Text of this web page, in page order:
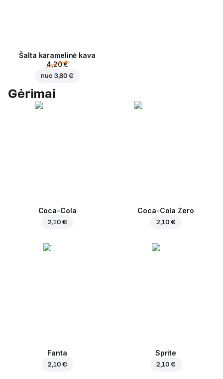
Šalta karamelinė kava
4,20 €
nuo 3,80 €
Gėrimai
Coca-Cola
2,10 €
Coca-Cola Zero
2,10 €
Fanta
2,10 €
Sprite
2,10 €